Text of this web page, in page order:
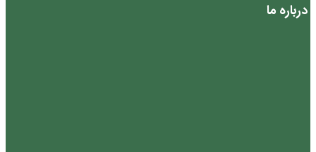
درباره ما